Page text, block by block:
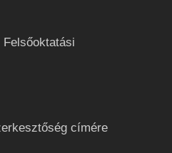
Felsőoktatási
címére